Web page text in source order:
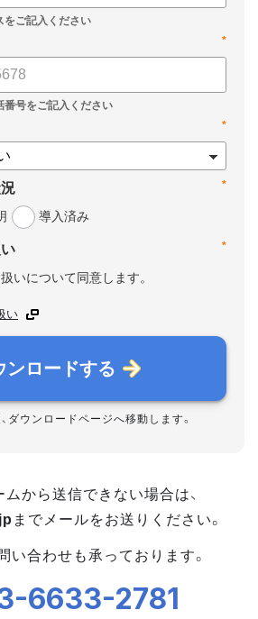
*
*
*
導入済み
*
いについて同意します。
い
ンロードする
ダウンロードページへ移動します。
から送信できない場合は、
までメールをお送りください。
い合わせも承っております。
6633-2781